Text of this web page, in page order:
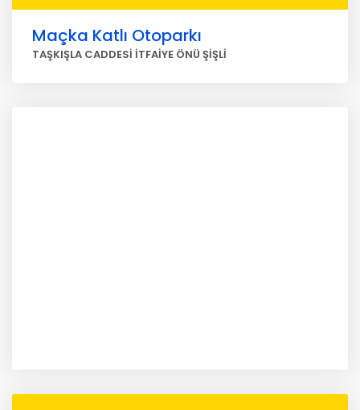
Maçka Katlı Otoparkı
TAŞKIŞLA CADDESİ İTFAİYE ÖNÜ ŞİŞLİ